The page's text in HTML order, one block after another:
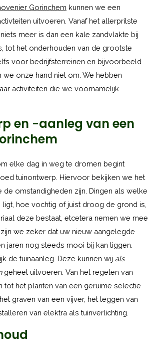
Gorinchem kunnen we een
uitvoeren. Vanaf het allerprilste
meer is dan een kale zandvlakte bij
tot het onderhouden van de grootste
voor bedrijfsterreinen en bijvoorbeeld
we onze hand niet om. We hebben
activiteiten die we voornamelijk
en -aanleg van een
elke dag in weg te dromen begint
tuinontwerp. Hiervoor bekijken we het
omstandigheden zijn. Dingen als welke
ligt, hoe vochtig of juist droog de grond is,
deze bestaat, etcetera nemen we mee
we zeker dat uw nieuw aangelegde
jaren nog steeds mooi bij kan liggen.
de tuinaanleg. Deze kunnen wij als
geheel uitvoeren. Van het regelen van
tot het planten van een geruime selectie
graven van een vijver, het leggen van
van elektra als tuinverlichting.